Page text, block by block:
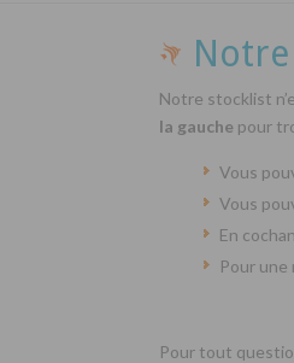
Notre stocklist
la gauche pour
Vous
Vous
En
Pour une
Pour tout